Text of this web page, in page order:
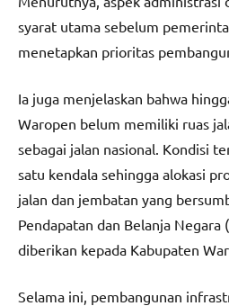
syarat utama sebelum
menetapkan prioritas
Ia juga menjelaskan bahwa
Waropen belum memiliki ruas
sebagai jalan nasional. Kondisi
satu kendala sehingga alokasi
jalan dan jembatan yang
Pendapatan dan Belanja Negara
diberikan kepada Kabupaten
Selama ini, pembangunan